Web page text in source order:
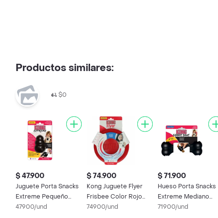
Productos similares:
$0
$ 47.900
Juguete Porta Snacks
Extreme Pequeño
Kong
47900/und
$ 74.900
Kong Juguete Flyer
Frisbee Color Rojo
para Perro
74900/und
$ 71.900
Hueso Porta Snacks
Extreme Mediano
Kong
71900/und